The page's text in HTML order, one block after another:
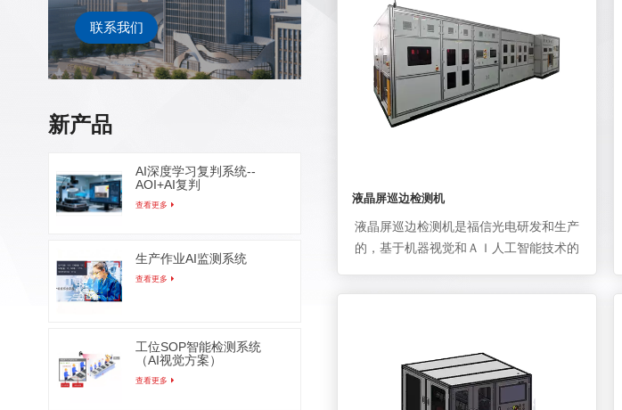
光伏行业和LED行业等领域，实现对玻璃
基板或柔性基板（PET、CPI等）的ITO线
路、银浆线路等的快速检测。
液晶屏巡边检测机
液晶屏巡边检测机是福信光电研发和生产
的，基于机器视觉和ＡＩ人工智能技术的
像经图像处理后提取出疑似缺陷区域，建
立判断准则并有效排除干扰，成功判定边
缘的延裂、贝壳、崩边、崩角等缺陷类
联系我们
新产品
AI深度学习复判系统--
AOI+AI复判
查看更多
生产作业AI监测系统
查看更多
工位SOP智能检测系统
（AI视觉方案）
查看更多